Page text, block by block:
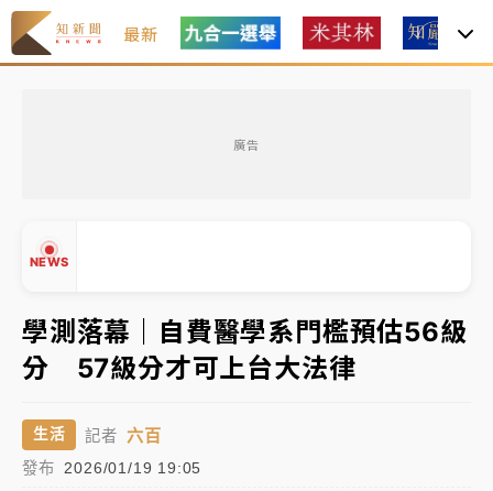
最新
廣告
NEWS
中信慈善基金會想增加董事人數！辜仲諒向法院聲請遭
駁 理由曝光
故宮《龍藏經》特展第2檔！今線上預約開賣一度塞車
周六起展出延長至晚上7時
台東農業處長涉圖利渡假村！東檢抗告成功 今重開羈
父親節泡湯了！中颱白海豚雨彈轟3天 「紅到發紫」降
雨熱區曝
學測落幕｜自費醫學系門檻預估56級
分 57級分才可上台大法律
生活 記者 六百
發布 2026/01/19 19:05